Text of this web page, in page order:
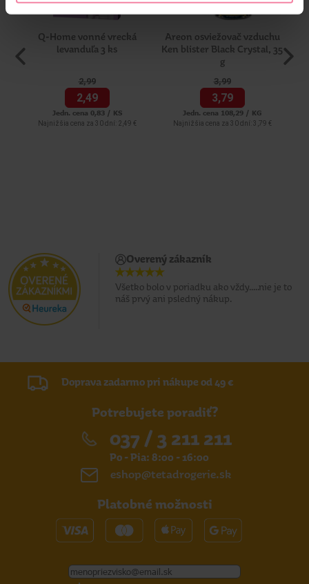
Q-Home vonné vrecká
levanduľa 3 ks
2,99
2,49
Jedn. cena 0,83 / KS
Najnižšia cena za 30 dní: 2,49 €
Areon osviežovač vzduchu
Ken blister Black Crystal, 35
g
3,99
3,79
Jedn. cena 108,29 / KG
Najnižšia cena za 30 dní: 3,79 €
Overený zákazník
Všetko bolo v poriadku ako vždy.....nie je to
náš prvý ani psledný nákup.
Doprava zadarmo pri nákupe od 49 €
Potrebujete poradiť?
037 / 3 211 211
Po - Pia: 8:00 - 16:00
eshop@tetadrogerie.sk
Platobné možnosti